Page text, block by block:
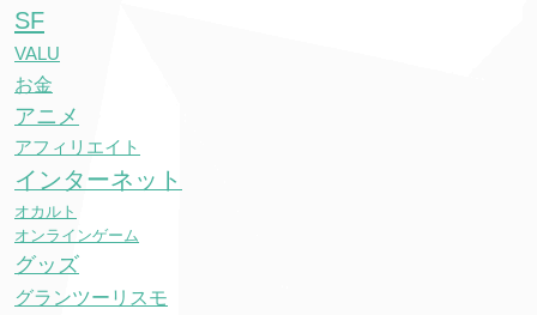
SF
VALU
お金
アニメ
アフィリエイト
インターネット
オカルト
オンラインゲーム
グッズ
グランツーリスモ